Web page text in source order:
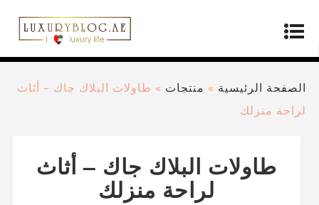
الصفحة الرئيسية » منتجات » طاولات البلاك جاك – أثاث
لراحة منزلك
طاولات البلاك جاك – أثاث
لراحة منزلك